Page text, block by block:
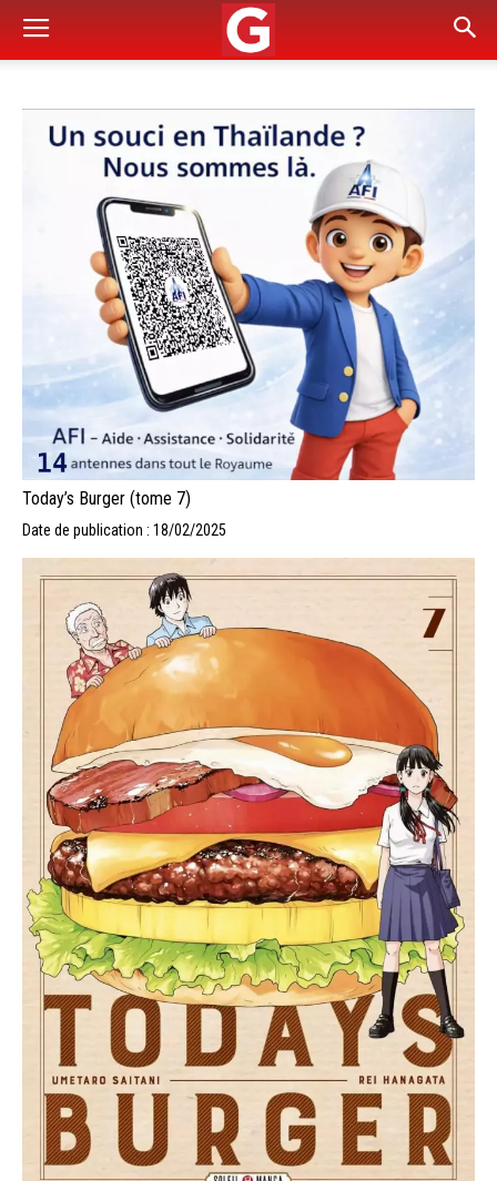
Today’s Burger (tome 7)
Date de publication : 18/02/2025